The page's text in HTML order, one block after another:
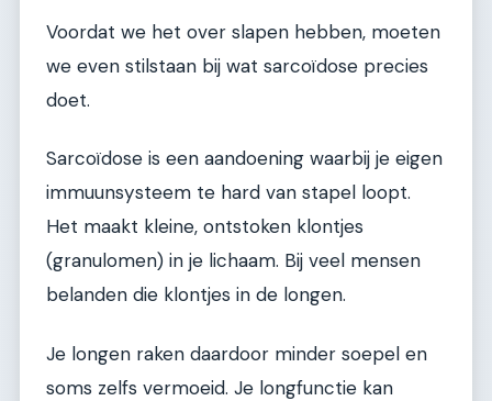
Voordat we het over slapen hebben, moeten
we even stilstaan bij wat sarcoïdose precies
doet.
Sarcoïdose is een aandoening waarbij je eigen
immuunsysteem te hard van stapel loopt.
Het maakt kleine, ontstoken klontjes
(granulomen) in je lichaam. Bij veel mensen
belanden die klontjes in de longen.
Je longen raken daardoor minder soepel en
soms zelfs vermoeid. Je longfunctie kan